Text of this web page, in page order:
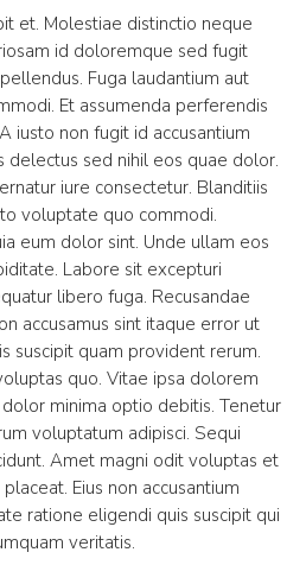
et. Molestiae distinctio neque
id doloremque sed fugit
Fuga laudantium aut
Et assumenda perferendis
iusto non fugit id accusantium
delectus sed nihil eos quae dolor.
iure consectetur. Blanditiis
voluptate quo commodi.
eum dolor sint. Unde ullam eos
Labore sit excepturi
libero fuga. Recusandae
accusamus sint itaque error ut
suscipit quam provident rerum.
quo. Vitae ipsa dolorem
minima optio debitis. Tenetur
voluptatum adipisci. Sequi
Amet magni odit voluptas et
Eius non accusantium
ratione eligendi quis suscipit qui
veritatis.